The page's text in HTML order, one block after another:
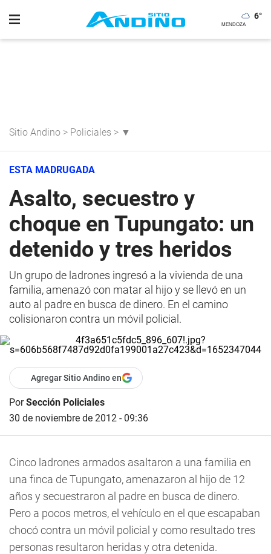
6°
Sitio Andino > Policiales > ▼
ESTA MADRUGADA
Asalto, secuestro y
choque en Tupungato: un
detenido y tres heridos
Un grupo de ladrones ingresó a la vivienda de una
familia, amenazó con matar al hijo y se llevó en un
auto al padre en busca de dinero. En el camino
colisionaron contra un móvil policial.
Agregar Sitio Andino en
PorSección Policiales
30 de noviembre de 2012 - 09:36
Cinco ladrones armados asaltaron a una familia en
una finca de Tupungato, amenazaron al hijo de 12
años y secuestraron al padre en busca de dinero.
Pero a pocos metros, el vehículo en el que escapaban
chocó contra un móvil policial y como resultado tres
personas resultaron heridas y otra detenida.